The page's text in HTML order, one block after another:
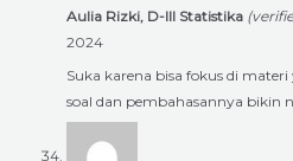
Aulia Rizki, D-III Statistika
2024
Suka karena bisa fokus di
soal dan pembahasannya bikin